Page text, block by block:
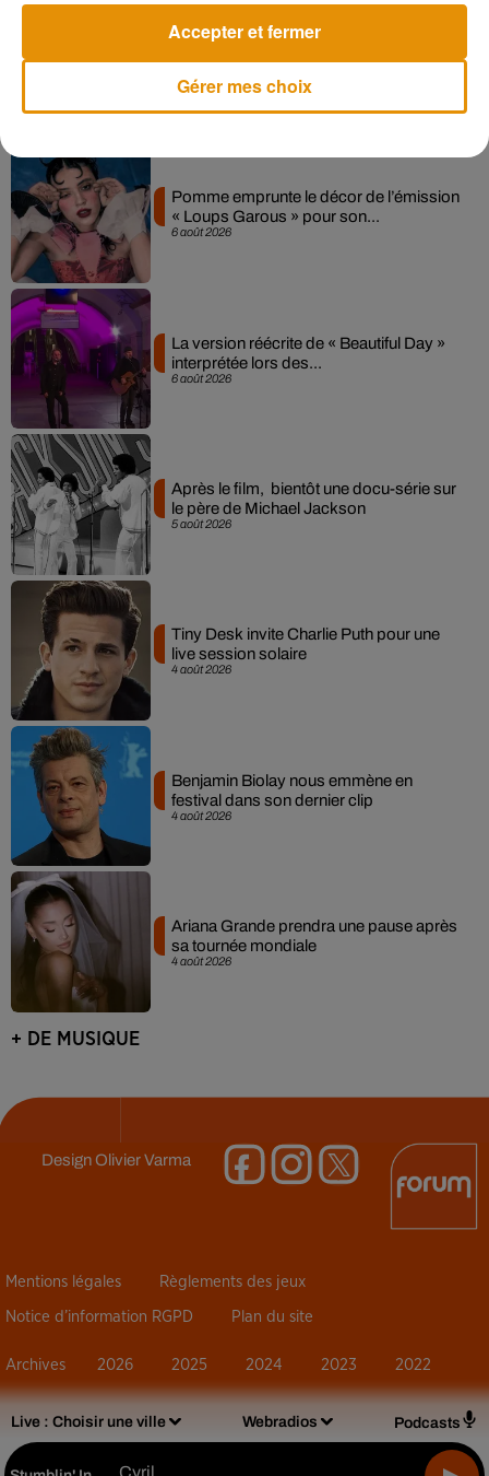
Live : Choisir une ville Webradios Podcasts
Cyril
Forum pour découvrir l'histoire du "Collector du jour".
Musique
6 août 2026
Pomme emprunte le décor de l’émission
« Loups Garous » pour son...
6 août 2026
La version réécrite de « Beautiful Day »
interprétée lors des...
5 août 2026
Après le film, bientôt une docu-série sur
le père de Michael Jackson
4 août 2026
Tiny Desk invite Charlie Puth pour une
live session solaire
4 août 2026
Benjamin Biolay nous emmène en
festival dans son dernier clip
4 août 2026
Ariana Grande prendra une pause après
sa tournée mondiale
+ DE MUSIQUE
DesignOlivier Varma
Mentions légales Règlements des jeux
Notice d’information RGPD Plan du site
Archives 2026 2025 2024 2023 2022
Gérer mes choix
Accepter et fermer